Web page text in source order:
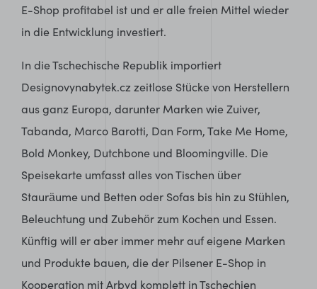
E-Shop profitabel ist und er alle freien Mittel wieder
in die Entwicklung investiert.
In die Tschechische Republik importiert
Designovynabytek.cz zeitlose Stücke von Herstellern
aus ganz Europa, darunter Marken wie Zuiver,
Tabanda, Marco Barotti, Dan Form, Take Me Home,
Bold Monkey, Dutchbone und Bloomingville. Die
Speisekarte umfasst alles von Tischen über
Stauräume und Betten oder Sofas bis hin zu Stühlen,
Beleuchtung und Zubehör zum Kochen und Essen.
Künftig will er aber immer mehr auf eigene Marken
und Produkte bauen, die der Pilsener E-Shop in
Kooperation mit Arbyd komplett in Tschechien